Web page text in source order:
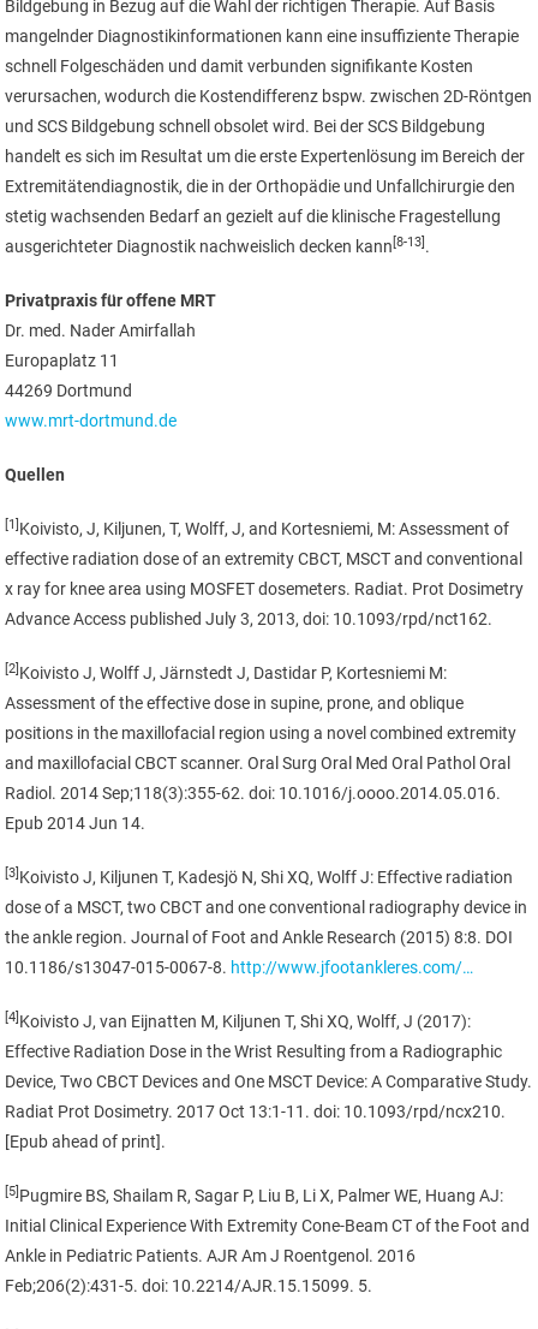
Bildgebung in Bezug auf die Wahl der richtigen Therapie. Auf Basis
mangelnder Diagnostikinformationen kann eine insuffiziente Therapie
schnell Folgeschäden und damit verbunden signifikante Kosten
verursachen, wodurch die Kostendifferenz bspw. zwischen 2D-Röntgen
und SCS Bildgebung schnell obsolet wird. Bei der SCS Bildgebung
handelt es sich im Resultat um die erste Expertenlösung im Bereich der
Extremitätendiagnostik, die in der Orthopädie und Unfallchirurgie den
stetig wachsenden Bedarf an gezielt auf die klinische Fragestellung
ausgerichteter Diagnostik nachweislich decken kann[8-13] .
Privatpraxis für offene MRT
Dr. med. Nader Amirfallah
Europaplatz 11
44269 Dortmund
www.mrt-dortmund.de
Quellen
[1] Koivisto, J, Kiljunen, T, Wolff, J, and Kortesniemi, M: Assessment of
effective radiation dose of an extremity CBCT, MSCT and conventional
x ray for knee area using MOSFET dosemeters. Radiat. Prot Dosimetry
Advance Access published July 3, 2013, doi: 10.1093/rpd/nct162.
[2] Koivisto J, Wolff J, Järnstedt J, Dastidar P, Kortesniemi M:
Assessment of the effective dose in supine, prone, and oblique
positions in the maxillofacial region using a novel combined extremity
and maxillofacial CBCT scanner. Oral Surg Oral Med Oral Pathol Oral
Radiol. 2014 Sep;118(3):355-62. doi: 10.1016/j.oooo.2014.05.016.
Epub 2014 Jun 14.
[3] Koivisto J, Kiljunen T, Kadesjö N, Shi XQ, Wolff J: Effective radiation
dose of a MSCT, two CBCT and one conventional radiography device in
the ankle region. Journal of Foot and Ankle Research (2015) 8:8. DOI
10.1186/s13047-015-0067-8. http://www.jfootankleres.com/…
[4] Koivisto J, van Eijnatten M, Kiljunen T, Shi XQ, Wolff, J (2017):
Effective Radiation Dose in the Wrist Resulting from a Radiographic
Device, Two CBCT Devices and One MSCT Device: A Comparative Study.
Radiat Prot Dosimetry. 2017 Oct 13:1-11. doi: 10.1093/rpd/ncx210.
[Epub ahead of print].
[5] Pugmire BS, Shailam R, Sagar P, Liu B, Li X, Palmer WE, Huang AJ:
Initial Clinical Experience With Extremity Cone-Beam CT of the Foot and
Ankle in Pediatric Patients. AJR Am J Roentgenol. 2016
Feb;206(2):431-5. doi: 10.2214/AJR.15.15099. 5.